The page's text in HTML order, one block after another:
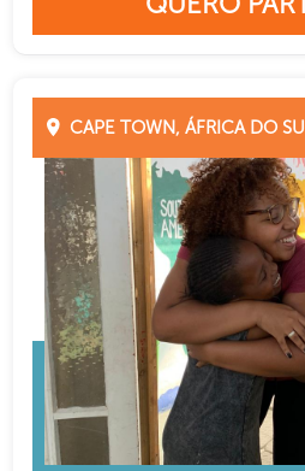
CAPE TOWN, ÁFRICA DO